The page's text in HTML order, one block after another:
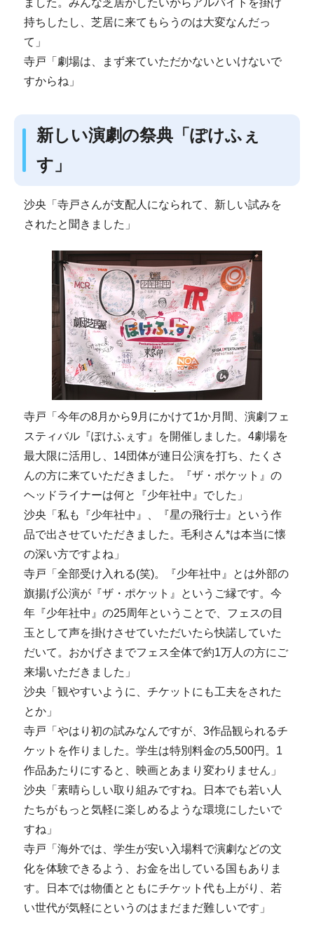
ました。みんな芝居がしたいからアルバイトを掛け
持ちしたし、芝居に来てもらうのは大変なんだっ
て」
寺戸「劇場は、まず来ていただかないといけないで
すからね」
新しい演劇の祭典「ぽけふぇ
す」
沙央「寺戸さんが支配人になられて、新しい試みを
されたと聞きました」
寺戸「今年の8月から9月にかけて1か月間、演劇フェ
スティバル『ぽけふぇす』を開催しました。4劇場を
最大限に活用し、14団体が連日公演を打ち、たくさ
んの方に来ていただきました。『ザ・ポケット』の
ヘッドライナーは何と『少年社中』でした」
沙央「私も『少年社中』、『星の飛行士』という作
品で出させていただきました。毛利さん*は本当に懐
の深い方ですよね」
寺戸「全部受け入れる(笑)。『少年社中』とは外部の
旗揚げ公演が『ザ・ポケット』というご縁です。今
年『少年社中』の25周年ということで、フェスの目
玉として声を掛けさせていただいたら快諾していた
だいて。おかげさまでフェス全体で約1万人の方にご
来場いただきました」
沙央「観やすいように、チケットにも工夫をされた
とか」
寺戸「やはり初の試みなんですが、3作品観られるチ
ケットを作りました。学生は特別料金の5,500円。1
作品あたりにすると、映画とあまり変わりません」
沙央「素晴らしい取り組みですね。日本でも若い人
たちがもっと気軽に楽しめるような環境にしたいで
すね」
寺戸「海外では、学生が安い入場料で演劇などの文
化を体験できるよう、お金を出している国もありま
す。日本では物価とともにチケット代も上がり、若
い世代が気軽にというのはまだまだ難しいです」